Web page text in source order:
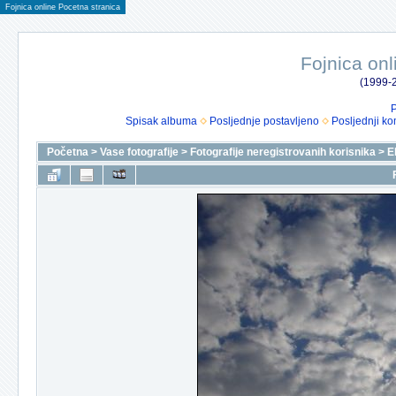
Fojnica online Pocetna stranica
Fojnica
(1999-
Spisak albuma
Posljednje postavljeno Posljednji
Početna > Vase fotografije > Fotografije neregistrovanih korisnika >